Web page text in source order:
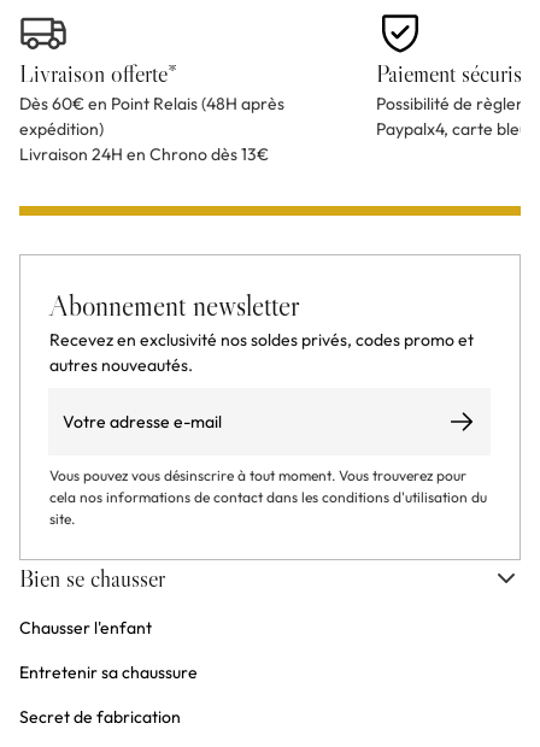
Livraison offerte*
Dès 60€ en Point Relais (48H après
expédition)
Livraison 24H en Chrono dès 13€
Paiement sécurisé
Possibilité de
Paypalx4, carte
Abonnement newsletter
Recevez en exclusivité nos soldes privés, codes promo et
autres nouveautés.
S’abonner
Vous pouvez vous désinscrire à tout moment. Vous trouverez pour
cela nos informations de contact dans les conditions d'utilisation du
site.
Bien se chausser
Chausser l'enfant
Entretenir sa chaussure
Secret de fabrication